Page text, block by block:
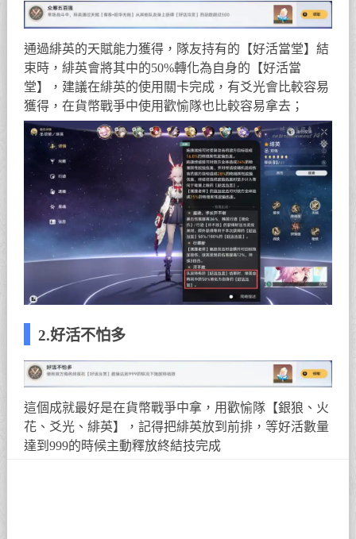
通過緋英的天賦能力獲得，隊友持有的【好活當堂】結
束時，緋英會將其中的50%轉化為自身的【好活當
堂】，建議在緋英的使用關卡完成，有爻光會比較容易
獲得，在貨幣戰爭中使用歡愉隊也比較容易拿去；
2.好活不怕多
這個成就最好是在貨幣戰爭中拿，用歡愉隊【銀狼、火
花、爻光、緋英】，記得把緋英放到前排，等好活數量
達到999的時候主動釋放終結技完成